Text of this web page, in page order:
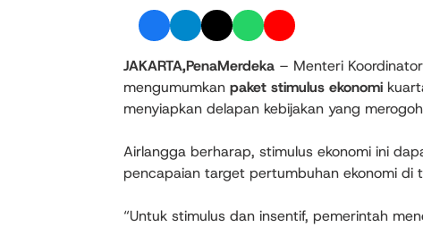
JAKARTA,PenaMerdeka – Menteri
mengumumkan paket stimulus ekonomi
menyiapkan delapan kebijakan yang
Airlangga berharap, stimulus ekonomi ini
pencapaian target pertumbuhan ekonomi di
“Untuk stimulus dan insentif, pemerintah